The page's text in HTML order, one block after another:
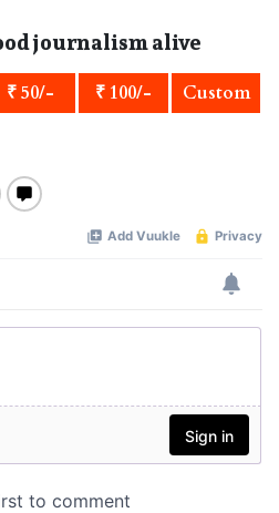
journalism alive
₹ 50/- ₹ 100/- Custom